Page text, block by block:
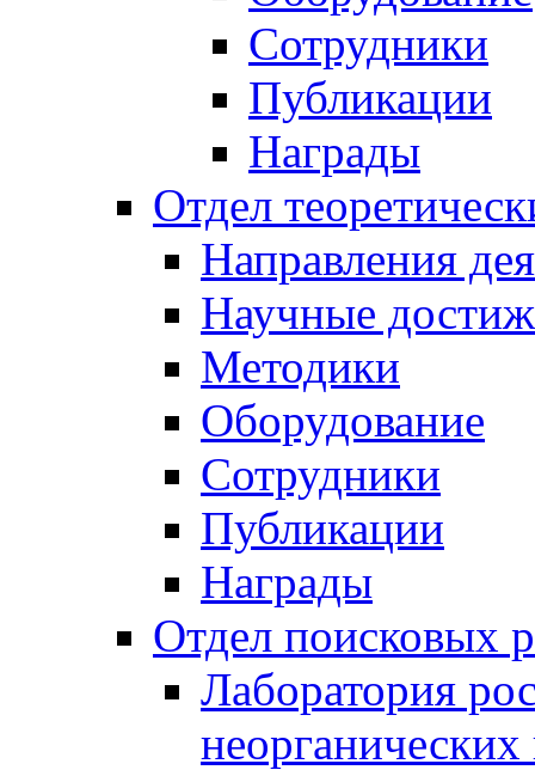
Сотрудники
Публикации
Награды
Отдел
Направления
Научные
Методики
Оборудование
Сотрудники
Публикации
Награды
Отдел поисковых
Лаборатория